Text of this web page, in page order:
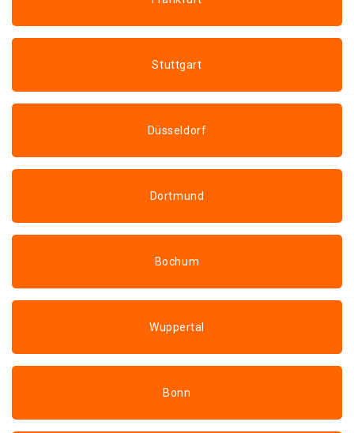
Stuttgart
Düsseldorf
Dortmund
Bochum
Wuppertal
Bonn